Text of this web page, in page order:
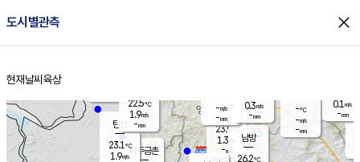
도시별관측 close
홈
현재날씨 육상
양주
23.9℃
1.3
-mm
파주금촌
-℃
-m/s
-mm
탄현
23.1℃
1.9m/s
0.1 m/s
-mm
남방
26.2℃
-m/s
-mm
22.5℃
1.9m/s
-mm
0.3m/s
-mm